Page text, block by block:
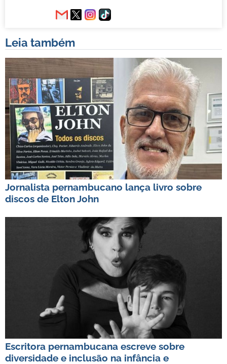
Leia também
Jornalista pernambucano lança livro sobre
discos de Elton John
Escritora pernambucana escreve sobre
diversidade e inclusão na infância e